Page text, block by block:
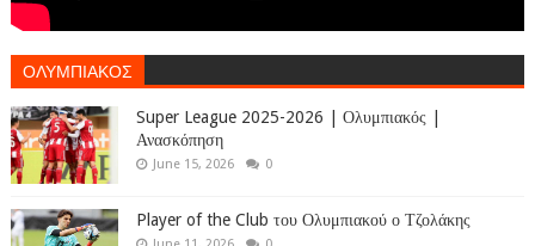
ΟΛΥΜΠΙΑΚΟΣ
Super League 2025-2026 | Ολυμπιακός |
Ανασκόπηση
June 15, 2026 0
Player of the Club του Ολυμπιακού ο Τζολάκης